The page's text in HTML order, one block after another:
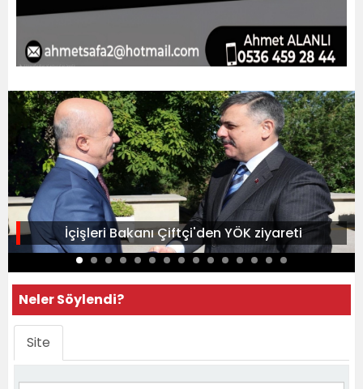
İçişleri Bakanı Çiftçi'den YÖK ziyareti
Neler Söylendi?
Site